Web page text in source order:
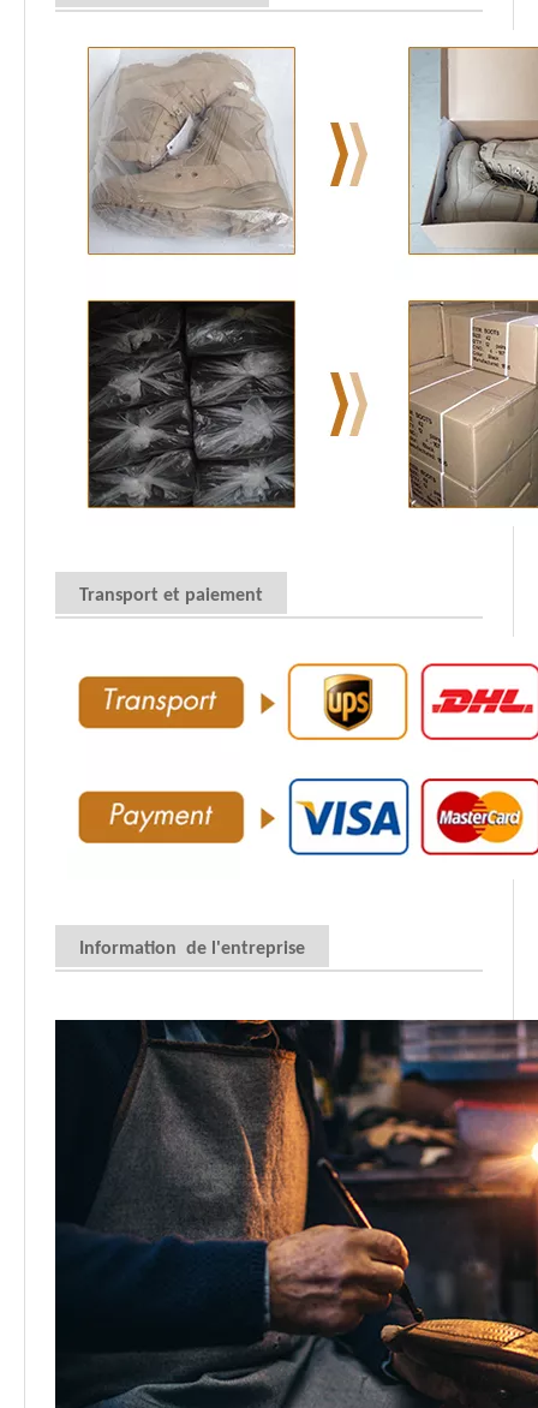
Transport et paiement
Information de l'entreprise